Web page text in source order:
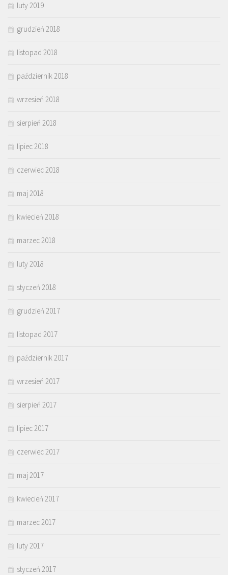
luty 2019
grudzień 2018
listopad 2018
październik 2018
wrzesień 2018
sierpień 2018
lipiec 2018
czerwiec 2018
maj 2018
kwiecień 2018
marzec 2018
luty 2018
styczeń 2018
grudzień 2017
listopad 2017
październik 2017
wrzesień 2017
sierpień 2017
lipiec 2017
czerwiec 2017
maj 2017
kwiecień 2017
marzec 2017
luty 2017
styczeń 2017